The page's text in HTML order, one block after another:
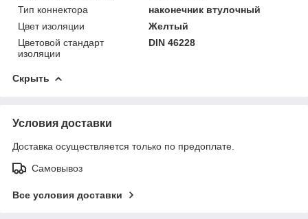
Тип коннектора
наконечник втулочный
Цвет изоляции
Желтый
Цветовой стандарт
изоляции
DIN 46228
Скрыть
Условия доставки
Доставка осуществляется только по предоплате.
Самовывоз
Все условия доставки